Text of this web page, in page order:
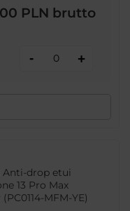
PLN brutto
- +
Anti-drop etui
13 Pro Max
MFM-YE)